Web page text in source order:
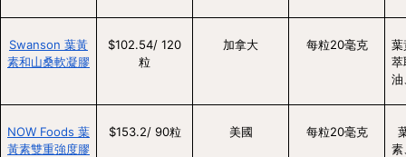
Swanson 葉黃
素和山桑軟凝膠
$102.54/ 120
粒
加拿大 每粒20毫克
葉
萃
油
NOW Foods 葉
黃素雙重強度膠
$153.2/ 90粒 美國 每粒20毫克
素